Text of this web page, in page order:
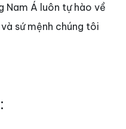
Nam Á luôn tự hào về
sứ mệnh chúng tôi